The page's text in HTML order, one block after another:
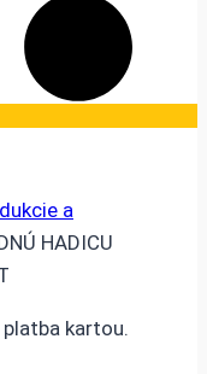
a
HADICU
kartou.